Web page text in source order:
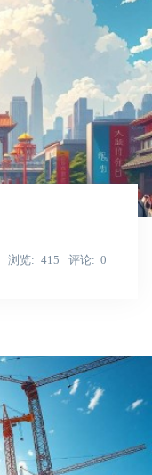
浏览 415 评论 0